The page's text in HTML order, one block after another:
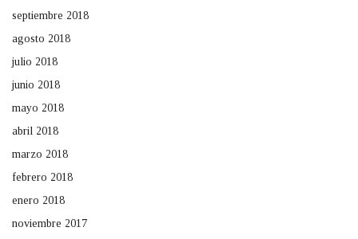
septiembre 2018
agosto 2018
julio 2018
junio 2018
mayo 2018
abril 2018
marzo 2018
febrero 2018
enero 2018
noviembre 2017